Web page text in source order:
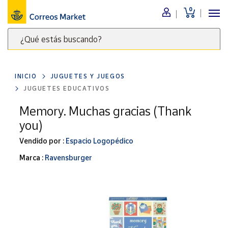
0
¿Qué estás buscando?
clave
para
buscar
productos
Correos
Market
Menú
Nuestro
catálogo
Alimentación
Ocio y cultura
Juguetes y
juegos
Libros y
INICIO
JUGUETES Y JUEGOS
JUGUETES EDUCATIVOS
Memory. Muchas gracias (Thank
you)
Vendido por : Espacio Logopédico
Marca : Ravensburger